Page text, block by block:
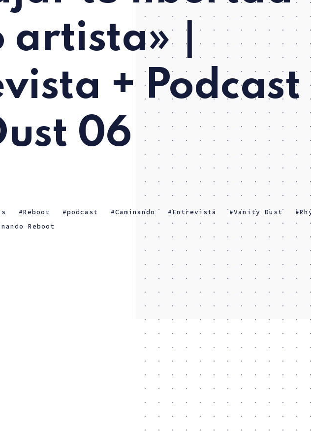
artista» ∣
+ Podcast
06
Reboot podcast Caminando Entrevista Vanity Dust
Reboot